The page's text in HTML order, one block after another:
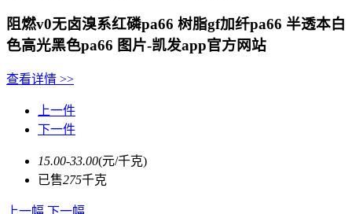
阻燃v0无卤溴系红磷pa66 树脂gf加纤pa66 半透本白
色高光黑色pa66 图片-凯发app官方网站
查看详情 >>
上一件
下一件
15.00-33.00(元/千克)
已售275千克